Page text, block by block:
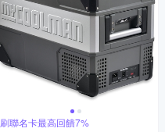
刷聯名卡最高回饋7%